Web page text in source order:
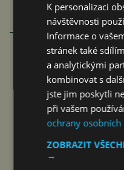
VÍCE
RIDERA V
POSTUPOVALA
NEZÁKONNĚ
K personalizaci
návštěvnosti
Informace o
stránek také
a analytickými
kombinovat s
jste jim poskytli
při vašem
ochrany osobních
ZOBRAZIT
→